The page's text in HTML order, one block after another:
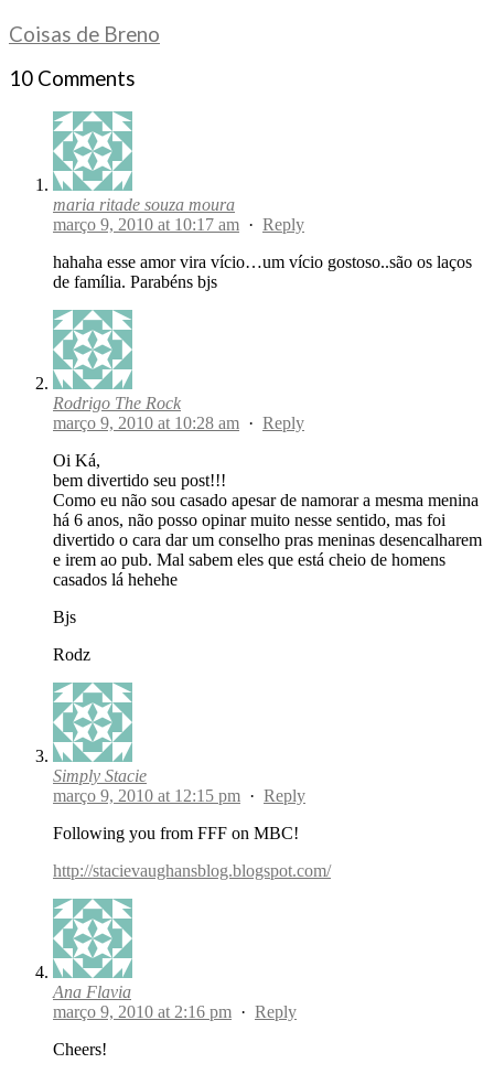
Coisas de Breno
10 Comments
maria ritade souza moura
março 9, 2010 at 10:17 am · Reply
hahaha esse amor vira vício…um vício gostoso..são os laços
de família. Parabéns bjs
Rodrigo The Rock
março 9, 2010 at 10:28 am · Reply
Oi Ká,
bem divertido seu post!!!
Como eu não sou casado apesar de namorar a mesma menina
há 6 anos, não posso opinar muito nesse sentido, mas foi
divertido o cara dar um conselho pras meninas desencalharem
e irem ao pub. Mal sabem eles que está cheio de homens
casados lá hehehe
Bjs
Rodz
Simply Stacie
março 9, 2010 at 12:15 pm · Reply
Following you from FFF on MBC!
http://stacievaughansblog.blogspot.com/
Ana Flavia
março 9, 2010 at 2:16 pm · Reply
Cheers!